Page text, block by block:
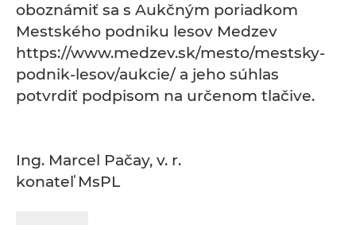
oboznámiť sa s Aukčným poriadkom
Mestského podniku lesov Medzev
https://www.medzev.sk/mesto/mestsky-
podnik-lesov/aukcie/ a jeho súhlas
potvrdiť podpisom na určenom tlačive.
Ing. Marcel Pačay, v. r.
konateľ MsPL